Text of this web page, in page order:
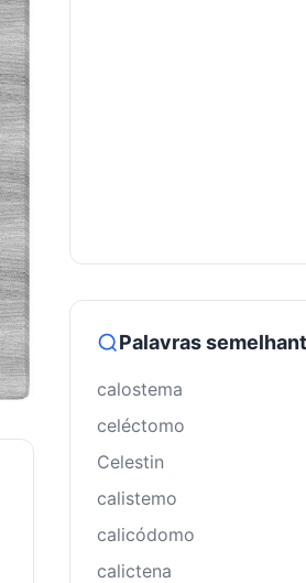
Palavras
calostema
celéctomo
Celestin
calistemo
calicódomo
calictena